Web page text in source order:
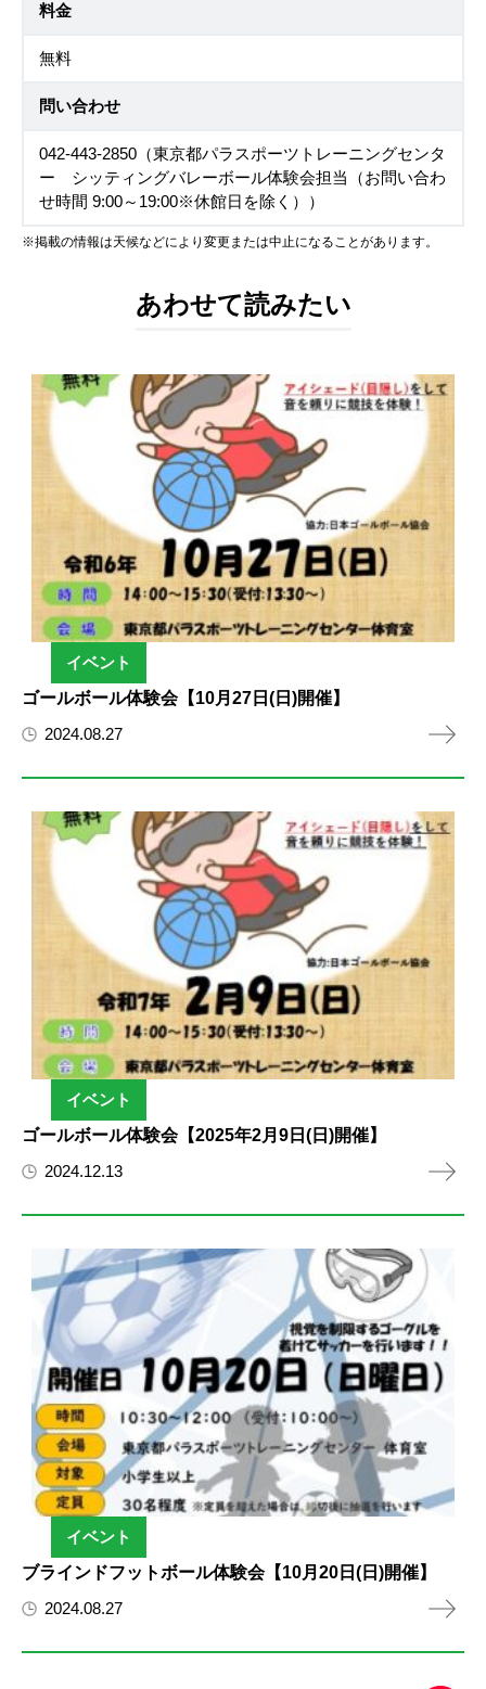
料金
無料
問い合わせ
042-443-2850（東京都パラスポーツトレーニングセンタ
ー シッティングバレーボール体験会担当（お問い合わ
せ時間 9:00～19:00※休館日を除く））
※掲載の情報は天候などにより変更または中止になることがあります。
あわせて読みたい
イベント
ゴールボール体験会【10月27日(日)開催】
2024.08.27
イベント
ゴールボール体験会【2025年2月9日(日)開催】
2024.12.13
イベント
ブラインドフットボール体験会【10月20日(日)開催】
2024.08.27